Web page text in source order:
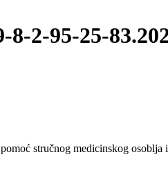
2-95-25-
stručnog medicinskog